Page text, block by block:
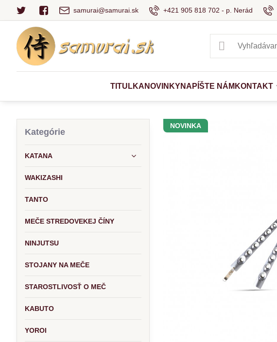
samurai@samurai.sk +421 905 818 702 - p. Nerád
TITULKA NOVINKYNAPÍŠTE NÁM KONTAKT
NOVINKA
Kategórie
KATANA
WAKIZASHI
TANTO
MEČE STREDOVEKEJ ČÍNY
NINJUTSU
STOJANY NA MEČE
STAROSTLIVOSŤ O MEČ
KABUTO
YOROI